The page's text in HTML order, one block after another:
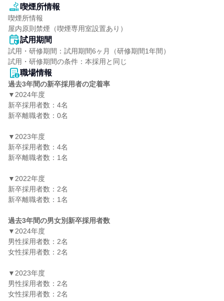
喫煙所情報
喫煙所情報
屋内原則禁煙（喫煙専用室設置あり）
試用期間
試用・研修期間：試用期間6ヶ月（研修期間1年間）
職場情報
過去3年間の新卒採用者の定着率
▼2024年度
新卒採用者数：4名
新卒離職者数：0名
▼2023年度
新卒採用者数：4名
新卒離職者数：1名
▼2022年度
新卒採用者数：2名
新卒離職者数：1名
過去3年間の男女別新卒採用者数
▼2024年度
男性採用者数：2名
女性採用者数：2名
▼2023年度
男性採用者数：2名
女性採用者数：2名